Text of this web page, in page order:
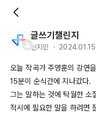
글쓰기챌린지
신지민 ・ 2024.01.15
15분이 순식간에 지나갔다.
그는 말하는 것에 탁월한 소
적시에 필요한 말을 하려면